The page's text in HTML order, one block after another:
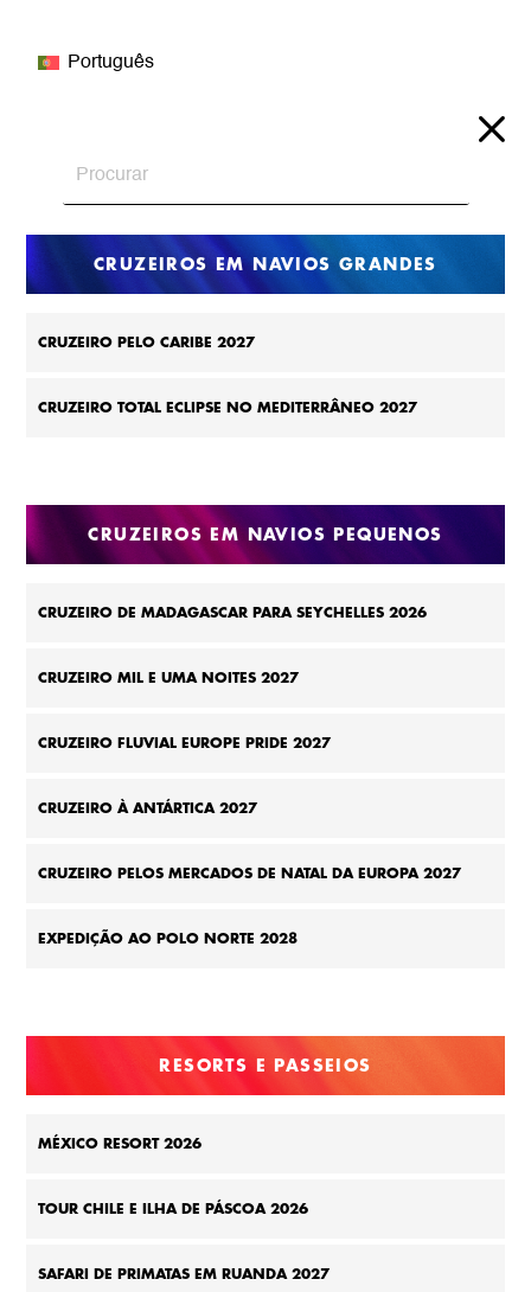
Português
CRUZEIROS EM NAVIOS GRANDES
CRUZEIRO PELO CARIBE 2027
CRUZEIRO TOTAL ECLIPSE NO MEDITERRÂNEO 2027
CRUZEIROS EM NAVIOS PEQUENOS
CRUZEIRO DE MADAGASCAR PARA SEYCHELLES 2026
CRUZEIRO MIL E UMA NOITES 2027
CRUZEIRO FLUVIAL EUROPE PRIDE 2027
CRUZEIRO À ANTÁRTICA 2027
CRUZEIRO PELOS MERCADOS DE NATAL DA EUROPA 2027
EXPEDIÇÃO AO POLO NORTE 2028
RESORTS E PASSEIOS
MÉXICO RESORT 2026
TOUR CHILE E ILHA DE PÁSCOA 2026
SAFARI DE PRIMATAS EM RUANDA 2027